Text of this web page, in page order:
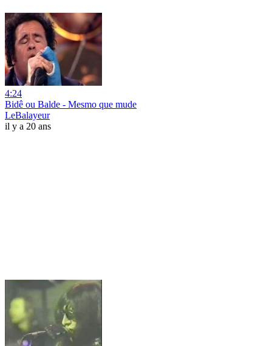
4:24
Bidê ou Balde - Mesmo que mude
LeBalayeur
il y a 20 ans